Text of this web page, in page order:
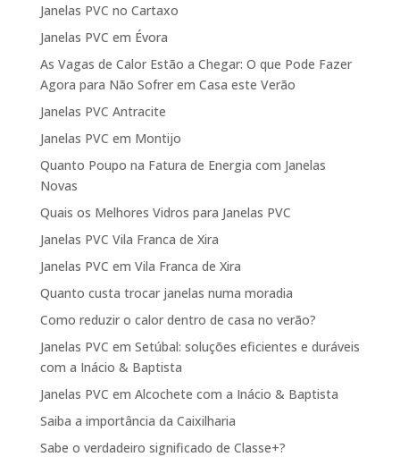
Janelas PVC no Cartaxo
Janelas PVC em Évora
As Vagas de Calor Estão a Chegar: O que Pode Fazer
Agora para Não Sofrer em Casa este Verão
Janelas PVC Antracite
Janelas PVC em Montijo
Quanto Poupo na Fatura de Energia com Janelas
Novas
Quais os Melhores Vidros para Janelas PVC
Janelas PVC Vila Franca de Xira
Janelas PVC em Vila Franca de Xira
Quanto custa trocar janelas numa moradia
Como reduzir o calor dentro de casa no verão?
Janelas PVC em Setúbal: soluções eficientes e duráveis
com a Inácio & Baptista
Janelas PVC em Alcochete com a Inácio & Baptista
Saiba a importância da Caixilharia
Sabe o verdadeiro significado de Classe+?